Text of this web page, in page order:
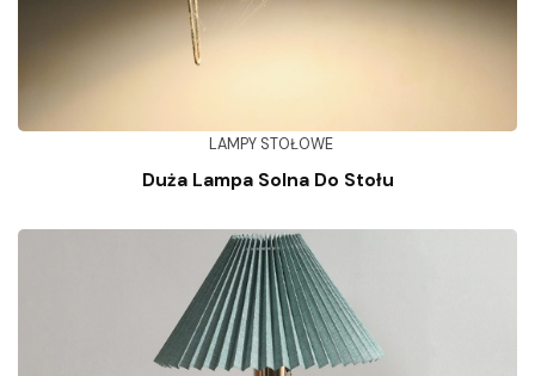
LAMPY STOŁOWE
Duża Lampa Solna Do Stołu